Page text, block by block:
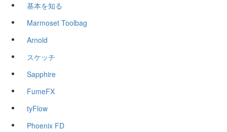
基本を知る
Marmoset Toolbag
Arnold
スケッチ
Sapphire
FumeFX
tyFlow
Phoenix FD